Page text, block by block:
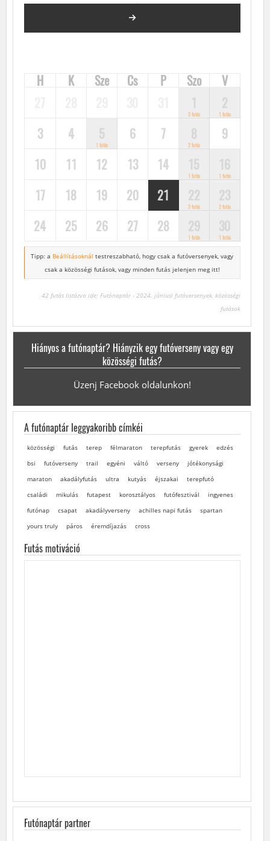
2024. JÚNIUS
H K Sze Cs P Szo
V
3 futás 1 futás
3 4
1 futás
6 7
2 futás
9
10
11 12 13 14
1 futás 1 futás
17 18 19 20 21
3 futás 2 futás
24 25 26 27 28
1 futás 1 futás
Tipp: a Beállításoknál testreszabható, hogy csak a futóversenyek, vagy
csak a közösségi futások, vagy minden futás jelenjen meg itt!
42 futás listázva ide: Futónaptár - 2024. júniusi futóversenyek, közösségi
futások
Hiányos a futónaptár? Hiányzik egy futóverseny vagy egy
közösségi futás?
Üzenj Facebook oldalunkon!
A futónaptár leggyakoribb címkéi
közösségi futás terep félmaraton terepfutás gyerek
edzés
bsi
futóverseny trail egyéni váltó verseny
jótékonysági
maraton
akadályfutás ultra kutyás éjszakai
terepfutó
családi
mikulás futapest korosztályos futófesztivál
ingyenes
futónap
csapat akadályverseny achilles napi futás
spartan
yours truly
páros éremdíjazás cross
Futás motiváció
Futónaptár partner